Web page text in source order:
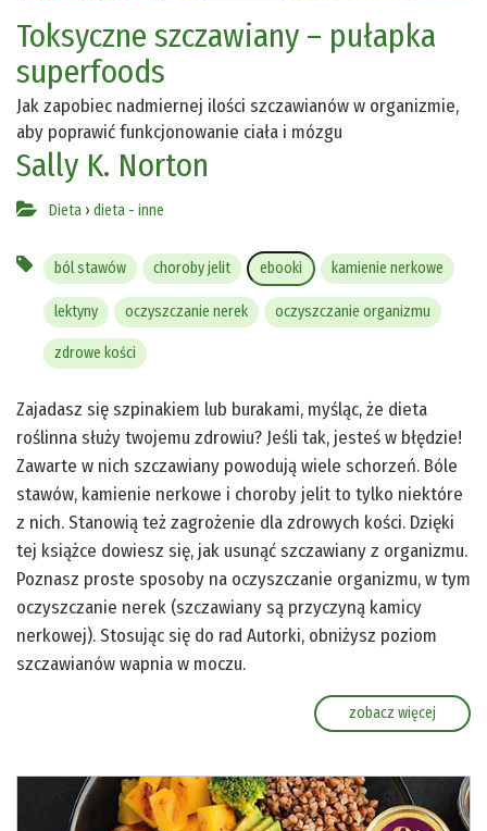
Toksyczne szczawiany – pułapka
superfoods
Jak zapobiec nadmiernej ilości szczawianów w organizmie,
aby poprawić funkcjonowanie ciała i mózgu
Sally K. Norton
Dieta › dieta - inne
ból stawów choroby jelit ebooki kamienie nerkowe
lektyny oczyszczanie nerek oczyszczanie organizmu
zdrowe kości
Zajadasz się szpinakiem lub burakami, myśląc, że dieta
roślinna służy twojemu zdrowiu? Jeśli tak, jesteś w błędzie!
Zawarte w nich szczawiany powodują wiele schorzeń. Bóle
stawów, kamienie nerkowe i choroby jelit to tylko niektóre
z nich. Stanowią też zagrożenie dla zdrowych kości. Dzięki
tej książce dowiesz się, jak usunąć szczawiany z organizmu.
Poznasz proste sposoby na oczyszczanie organizmu, w tym
oczyszczanie nerek (szczawiany są przyczyną kamicy
nerkowej). Stosując się do rad Autorki, obniżysz poziom
szczawianów wapnia w moczu.
zobacz więcej